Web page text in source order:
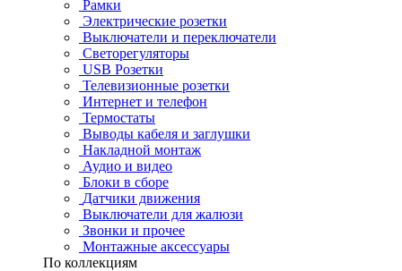
Рамки
Электрические розетки
Выключатели и переключатели
Светорегуляторы
USB Розетки
Телевизионные розетки
Интернет и телефон
Термостаты
Выводы кабеля и заглушки
Накладной монтаж
Аудио и видео
Блоки в сборе
Датчики движения
Выключатели для жалюзи
Звонки и прочее
Монтажные аксессуары
По коллекциям